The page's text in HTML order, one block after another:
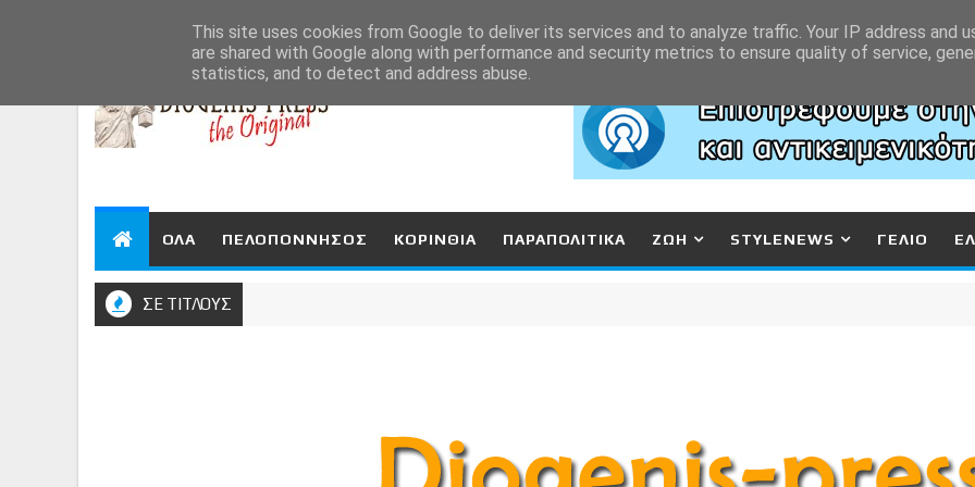
ΟΛΑ ΠΕΛΟΠΟΝΝΗΣΟΣ ΚΟΡΙΝΘΙΑ ΠΑΡΑΠΟΛΙΤΙΚΑ ΖΩΗ STYLENEWS ΓΕΛΙΟ
ΣΕ ΤΙΤΛΟΥΣ
This site uses cookies from Google to deliver its services and to analyze traffic. Your IP address and
are shared with Google along with performance and security metrics to ensure quality of service,
statistics, and to detect and address abuse.